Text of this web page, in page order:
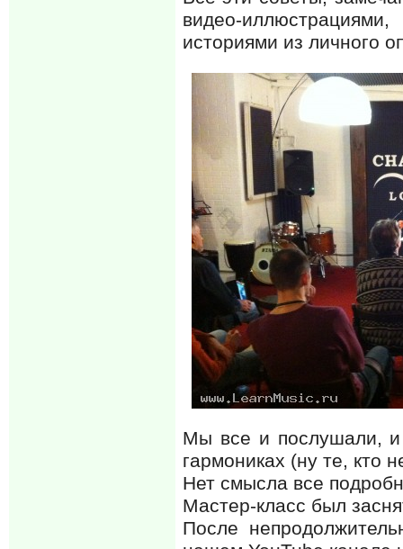
видео-иллюстрациями,
историями из личного
Мы все и послушали, и
гармониках (ну те, кто
Нет смысла все
Мастер-класс был
После